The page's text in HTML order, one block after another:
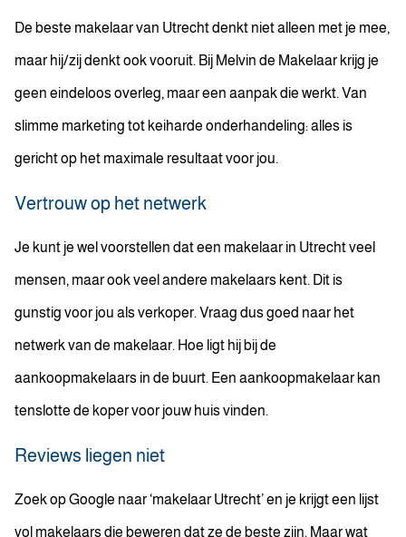
De beste makelaar van Utrecht denkt niet alleen met je mee,
maar hij/zij denkt ook vooruit. Bij Melvin de Makelaar krijg je
geen eindeloos overleg, maar een aanpak die werkt. Van
slimme marketing tot keiharde onderhandeling: alles is
gericht op het maximale resultaat voor jou.
Vertrouw op het netwerk
Je kunt je wel voorstellen dat een makelaar in Utrecht veel
mensen, maar ook veel andere makelaars kent. Dit is
gunstig voor jou als verkoper. Vraag dus goed naar het
netwerk van de makelaar. Hoe ligt hij bij de
aankoopmakelaars in de buurt. Een aankoopmakelaar kan
tenslotte de koper voor jouw huis vinden.
Reviews liegen niet
Zoek op Google naar ‘makelaar Utrecht’ en je krijgt een lijst
vol makelaars die beweren dat ze de beste zijn. Maar wat